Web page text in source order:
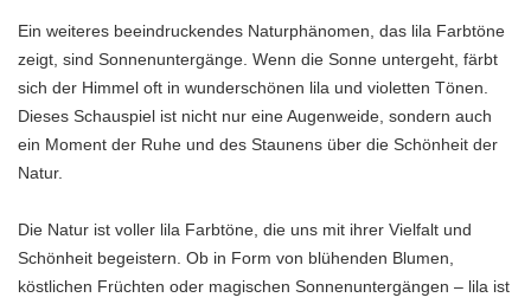
Ein weiteres beeindruckendes Naturphänomen, das lila Farbtöne
zeigt, sind Sonnenuntergänge. Wenn die Sonne untergeht, färbt
sich der Himmel oft in wunderschönen lila und violetten Tönen.
Dieses Schauspiel ist nicht nur eine Augenweide, sondern auch
ein Moment der Ruhe und des Staunens über die Schönheit der
Natur.
Die Natur ist voller lila Farbtöne, die uns mit ihrer Vielfalt und
Schönheit begeistern. Ob in Form von blühenden Blumen,
köstlichen Früchten oder magischen Sonnenuntergängen – lila ist